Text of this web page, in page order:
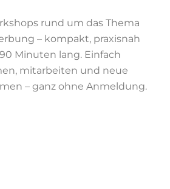
rund um das Thema
– kompakt, praxisnah
Minuten lang. Einfach
mitarbeiten und neue
– ganz ohne Anmeldung.